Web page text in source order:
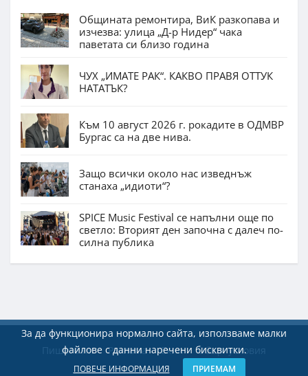
Общината ремонтира, ВиК разкопава и
изчезва: улица „Д-р Нидер“ чака
паветата си близо година
ЧУХ „ИМАТЕ РАК“. КАКВО ПРАВЯ ОТТУК
НАТАТЪК?
Към 10 август 2026 г. рокадите в ОДМВР
Бургас са на две нива.
Защо всички около нас изведнъж
станаха „идиоти“?
SPICE Music Festival се напълни още по
светло: Вторият ден започна с далеч по-
силна публика
За да функционира нормално сайта, използваме малки
файлове с данни наречени бисквитки.
ПОВЕЧЕ ИНФОРМАЦИЯ ПРИЕМАМ
Пишете ни Реклама Екип Общи условия